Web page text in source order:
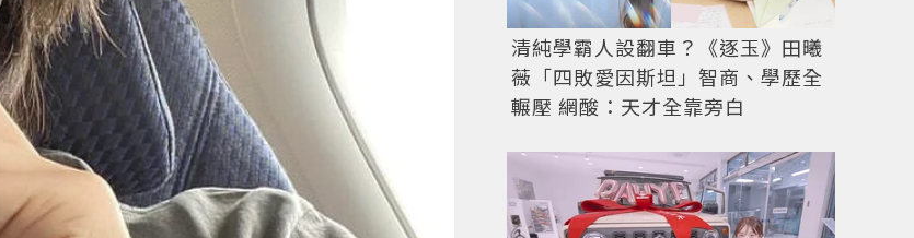
BVLGARI SERPENTI SEDUTTORI玫瑰金與精鋼腕表
清純學霸人設翻車？《逐玉》田曦
薇「四敗愛因斯坦」智商、學歷全
輾壓 網酸：天才全靠旁白